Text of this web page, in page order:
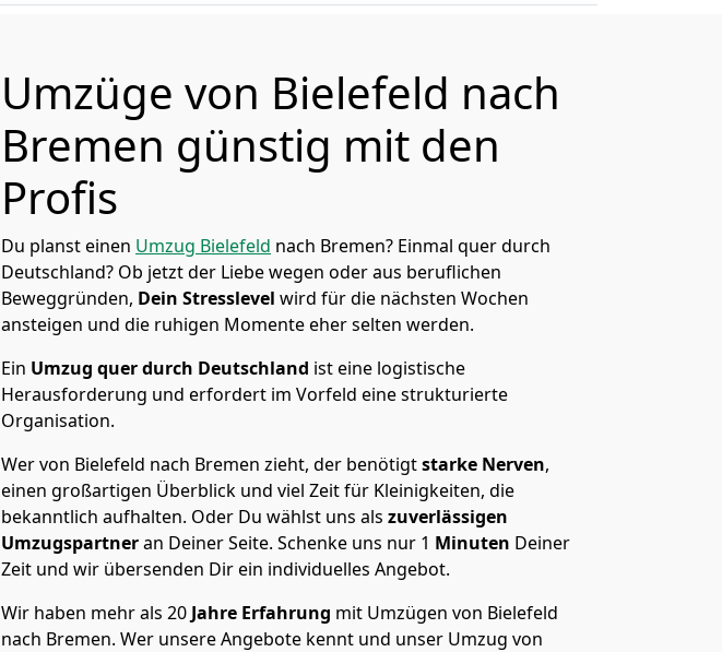
Umzüge von Bielefeld nach
Bremen günstig mit den
Profis
Du planst einen Umzug Bielefeld nach Bremen? Einmal quer durch
Deutschland? Ob jetzt der Liebe wegen oder aus beruflichen
Beweggründen, Dein Stresslevel wird für die nächsten Wochen
ansteigen und die ruhigen Momente eher selten werden.
Ein Umzug quer durch Deutschland ist eine logistische
Herausforderung und erfordert im Vorfeld eine strukturierte
Organisation.
Wer von Bielefeld nach Bremen zieht, der benötigtstarke Nerven,
einen großartigen Überblick und viel Zeit für Kleinigkeiten, die
bekanntlich aufhalten. Oder Du wählst uns als zuverlässigen
Umzugspartneran Deiner Seite. Schenke uns nur 1 Minuten Deiner
Zeit und wir übersenden Dir ein individuelles Angebot.
Wir haben mehr als 20 Jahre Erfahrung mit Umzügen von Bielefeld
nach Bremen. Wer unsere Angebote kennt und unser Umzug von